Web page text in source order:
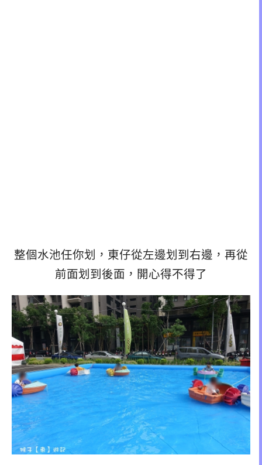
整個水池任你划，東仔從左邊划到右邊，再從
前面划到後面，開心得不得了